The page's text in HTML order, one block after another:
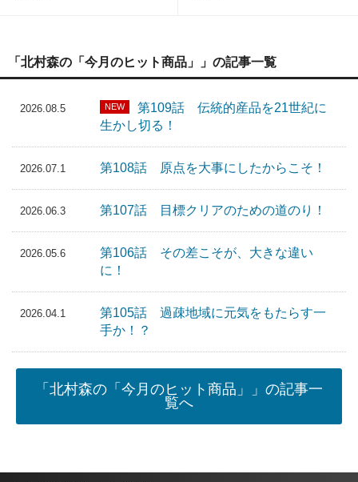
「北村森の「今月のヒット商品」」の記事一覧
2026.08.5 NEW
第109話 伝統的産品を21世紀に
生かし切る！
2026.07.1 第108話 原点を大事にしたからこそ！
2026.06.3 第107話 目標クリアのための道のり！
2026.05.6
第106話 その差こそが、大きな違い
に！
2026.04.1
第105話 過疎地域に元気をもたらす一
手か！？
「北村森の「今月のヒット商品」」の記事一
覧へ